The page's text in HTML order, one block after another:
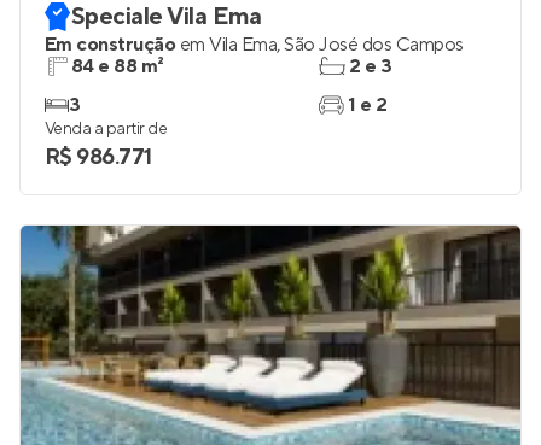
Speciale Vila Ema
Em construção em Vila Ema,São José dos Campos
84 e 88 m²
3
2 e 3
1 e 2
Venda a partir de
R$ 986.771